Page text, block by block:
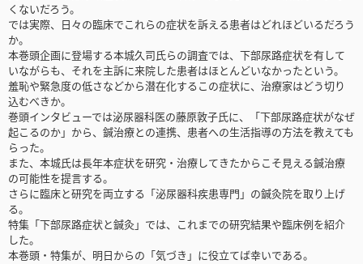
くないだろう。
では実際、日々の臨床でこれらの症状を訴える患者はどれほどいるだろう
か。
本巻頭企画に登場する本城久司氏らの調査では、下部尿路症状を有して
いながらも、それを主訴に来院した患者はほとんどいなかったという。
羞恥や緊急度の低さなどから潜在化するこの症状に、治療家はどう切り
込むべきか。
巻頭インタビューでは泌尿器科医の藤原敦子氏に、「下部尿路症状がなぜ
起こるのか」から、鍼治療との連携、患者への生活指導の方法を教えても
らった。
また、本城氏は長年本症状を研究・治療してきたからこそ見える鍼治療
の可能性を提言する。
さらに臨床と研究を両立する「泌尿器科疾患専門」の鍼灸院を取り上げ
る。
特集「下部尿路症状と鍼灸」では、これまでの研究結果や臨床例を紹介
した。
本巻頭・特集が、明日からの「気づき」に役立てば幸いである。